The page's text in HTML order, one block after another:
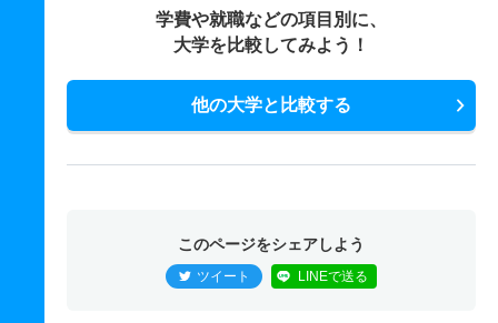
学費や就職などの項目別に、
大学を比較してみよう！
他の大学と比較する
このページをシェアしよう
ツイート LINEで送る